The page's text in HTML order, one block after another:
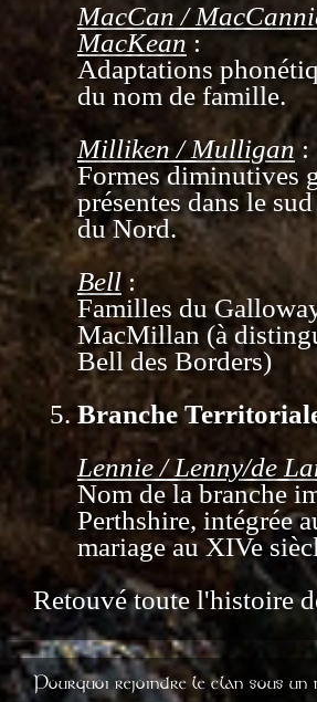
MacCan /
MacKean :
Adaptations
du nom de famille.
Milliken / Mulligan:
Formes diminutives
présentes dans le
du Nord.
Bell :
Familles du
MacMillan (à
Bell des Borders)
Branche
Lennie / Lenny/de
Nom de la branche
Perthshire, intégrée
mariage au XIVe
Retouvé toute l'histoire
Pourquoi rejoindre le clan sous un